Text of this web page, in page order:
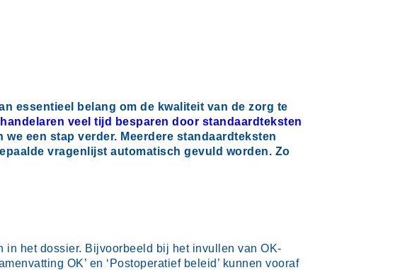
essentieel belang om de kwaliteit van de zorg te
veel tijd besparen door standaardteksten
we een stap verder. Meerdere standaardteksten
vragenlijst automatisch gevuld worden. Zo
het dossier. Bijvoorbeeld bij het invullen van OK-
OK’ en ‘Postoperatief beleid’ kunnen vooraf